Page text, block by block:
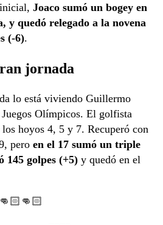
Joaco sumó un bogey en
y quedó relegado a la novena
(-6).
jornada
lo está viviendo Guillermo
Juegos Olímpicos. El golfista
hoyos 4, 5 y 7. Recuperó con
pero en el 17 sumó un triple
145 golpes (+5) y quedó en el